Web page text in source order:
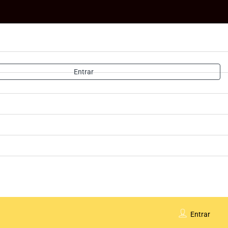
Entrar
Entrar